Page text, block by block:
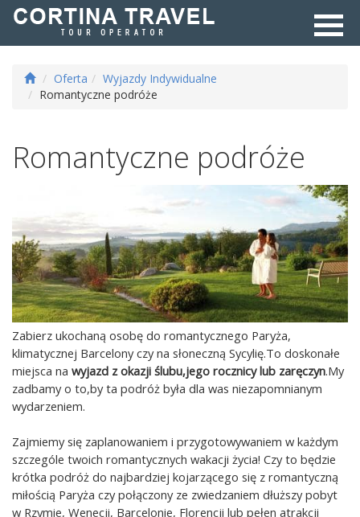
Oferta
Wyjazdy Indywidualne
Romantyczne podróże
Romantyczne podróże
Zabierz ukochaną osobę do romantycznego Paryża,
klimatycznej Barcelony czy na słoneczną Sycylię.To doskonałe
miejsca na wyjazd z okazji ślubu,jego rocznicy lub zaręczyn.My
zadbamy o to,by ta podróż była dla was niezapomnianym
wydarzeniem.
Zajmiemy się zaplanowaniem i przygotowywaniem w każdym
szczególe twoich romantycznych wakacji życia! Czy to będzie
krótka podróż do najbardziej kojarzącego się z romantyczną
miłością Paryża czy połączony ze zwiedzaniem dłuższy pobyt
w Rzymie, Wenecji, Barcelonie, Florencji lub pełen atrakcji